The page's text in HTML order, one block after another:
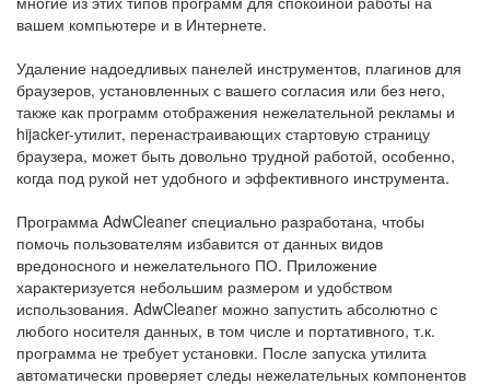
вашем компьютере и в Интернете.
Удаление надоедливых панелей инструментов, плагинов для
браузеров, установленных с вашего согласия или без него,
также как программ отображения нежелательной рекламы и
hijacker-утилит, перенастраивающих стартовую страницу
браузера, может быть довольно трудной работой, особенно,
когда под рукой нет удобного и эффективного инструмента.
Программа AdwCleaner специально разработана, чтобы
помочь пользователям избавится от данных видов
вредоносного и нежелательного ПО. Приложение
характеризуется небольшим размером и удобством
использования. AdwCleaner можно запустить абсолютно с
любого носителя данных, в том числе и портативного, т.к.
программа не требует установки. После запуска утилита
автоматически проверяет следы нежелательных компонентов